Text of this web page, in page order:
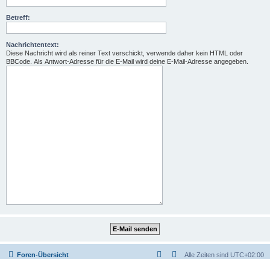
Betreff:
Nachrichtentext:
Diese Nachricht wird als reiner Text verschickt, verwende daher kein HTML oder
BBCode. Als Antwort-Adresse für die E-Mail wird deine E-Mail-Adresse angegeben.
Foren-Übersicht Alle Zeiten sind UTC+02:00